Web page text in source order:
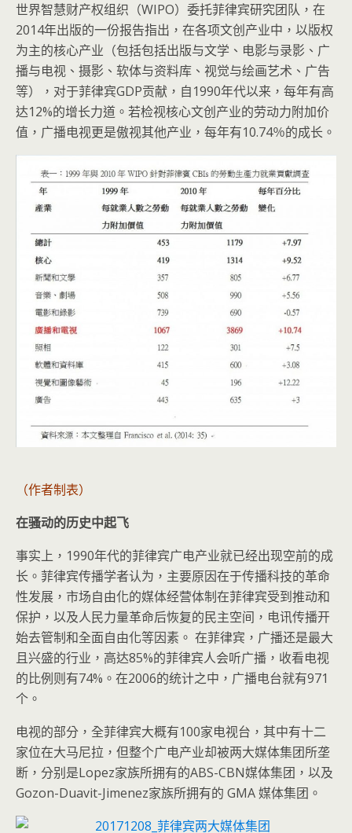
世界智慧财产权组织（WIPO）委托菲律宾研究团队，在
2014年出版的一份报告指出，在各项文创产业中，以版权
为主的核心产业（包括包括出版与文学、电影与录影、广
播与电视、摄影、软体与资料库、视觉与绘画艺术、广告
等），对于菲律宾GDP贡献，自1990年代以来，每年有高
达12%的增长力道。若检视核心文创产业的劳动力附加价
值，广播电视更是傲视其他产业，每年有10.74％的成长。
（作者制表）
在骚动的历史中起飞
事实上，1990年代的菲律宾广电产业就已经出现空前的成
长。菲律宾传播学者认为，主要原因在于传播科技的革命
性发展，市场自由化的媒体经营体制在菲律宾受到推动和
保护，以及人民力量革命后恢复的民主空间，电讯传播开
始去管制和全面自由化等因素。 在菲律宾，广播还是最大
且兴盛的行业，高达85%的菲律宾人会听广播，收看电视
的比例则有74%。在2006的统计之中，广播电台就有971
个。
电视的部分，全菲律宾大概有100家电视台，其中有十二
家位在大马尼拉，但整个广电产业却被两大媒体集团所垄
断，分别是Lopez家族所拥有的ABS-CBN媒体集团，以及
Gozon-Duavit-Jimenez家族所拥有的 GMA 媒体集团。